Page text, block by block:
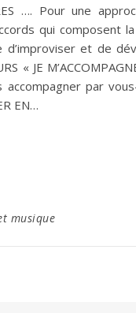
…. Pour une
qui composent
d’improviser et de
« JE
accompagner par
EN…
musique